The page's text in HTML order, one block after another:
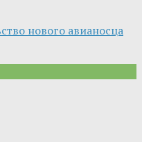
нового авианосца